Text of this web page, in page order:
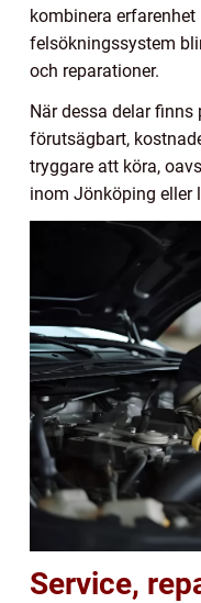
kombinera
felsökningssystem
och reparationer.
När dessa delar
förutsägbart,
tryggare att köra,
inom Jönköping eller
Service,